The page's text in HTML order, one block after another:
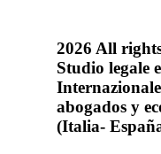
2026 All
Studio legale
abogados y
(Italia-